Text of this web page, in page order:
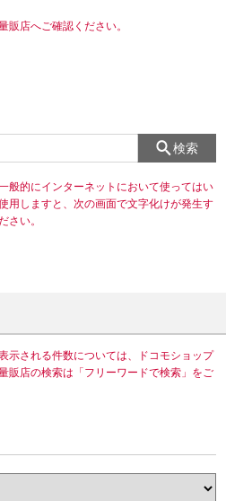
販店へご確認ください。
検索
般的にインターネットにおいて使ってはい
用しますと、次の画面で文字化けが発生す
さい。
示される件数については、ドコモショップ
販店の検索は「フリーワードで検索」をご